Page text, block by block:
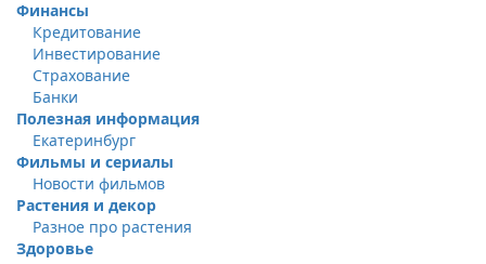
Финансы
Кредитование
Инвестирование
Страхование
Банки
Полезная информация
Екатеринбург
Фильмы и сериалы
Новости фильмов
Растения и декор
Разное про растения
Здоровье